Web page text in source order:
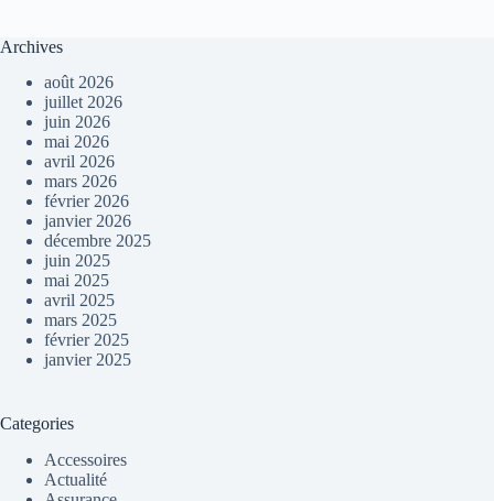
Archives
août 2026
juillet 2026
juin 2026
mai 2026
avril 2026
mars 2026
février 2026
janvier 2026
décembre 2025
juin 2025
mai 2025
avril 2025
mars 2025
février 2025
janvier 2025
Categories
Accessoires
Actualité